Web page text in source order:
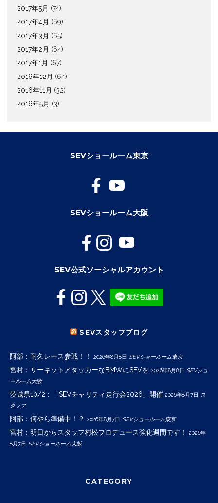
2017年5月 (74)
2017年4月 (69)
2017年3月 (65)
2017年2月 (64)
2017年1月 (67)
2016年12月 (64)
2016年11月 (32)
2016年5月 (3)
SEVショールーム東京
SEVショールーム大阪
SEV公式ソーシャルアカウント
SEVスタッフブログ
阿部：耐久レース参戦！！ 2026年8月8日 SEVショールーム東京
宮村：サーキットアタッカーなBMWにSEVを 2026年8月8日 SEVショ
ールーム大阪
茨城県10/2：「SEVチャリティ走行会2026」開催 2026年8月7日
ス
タッフ
阿部：何やら準備中！？ 2026年8月7日 SEVショールーム東京
宮村：明日からスタッフ村松プロデュース強化週間です！
2026年
8月7日 SEVショールーム大阪
CATEGORY